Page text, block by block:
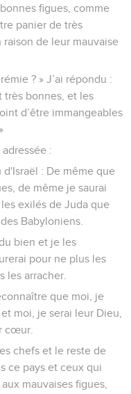
figues, comme
panier de très
raison de leur mauvaise
? » J’ai répondu :
très bonnes, et les
d’être immangeables
:
d'Israël : De même que
de même je saurai
exilés de Juda que
Babyloniens.
bien et je les
pour ne plus les
les arracher.
que moi, je
moi, je serai leur Dieu,
cœur.
chefs et le reste de
ce pays et ceux qui
mauvaises figues,